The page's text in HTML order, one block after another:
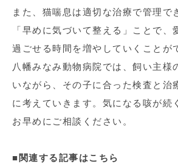
また、猫喘息は適切な治療で管理で
「早めに気づいて整える」ことで、
過ごせる時間を増やしていくことが
八幡みなみ動物病院では、飼い主様
いながら、その子に合った検査と治
に考えていきます。気になる咳が続
お早めにご相談ください。
■関連する記事はこちら